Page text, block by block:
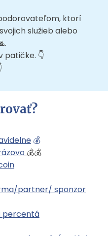
ktorí
služieb alebo
patičke. 👇
💰
💰💰
partner/ sponzor
percentá